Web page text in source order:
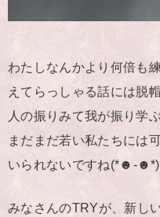
わたしなんかより何倍も
えてらっしゃる話には脱
人の振りみて我が振り学
まだまだ若い私たちには
いられないですね(*☻-☻*)
みなさんのTRYが、新し